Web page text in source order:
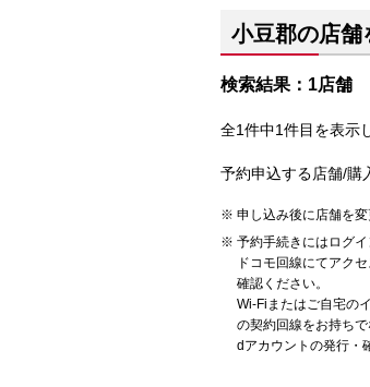
小豆郡の店舗
検索結果：1店舗
全1件中1件目を表示
予約申込する店舗/購
申し込み後に店舗を変
予約手続きにはログイ
ドコモ回線にてアク
確認ください。
Wi-Fiまたはご自宅の
の契約回線をお持ち
dアカウントの発行・